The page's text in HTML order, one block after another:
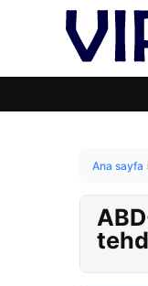
Ana sayfa